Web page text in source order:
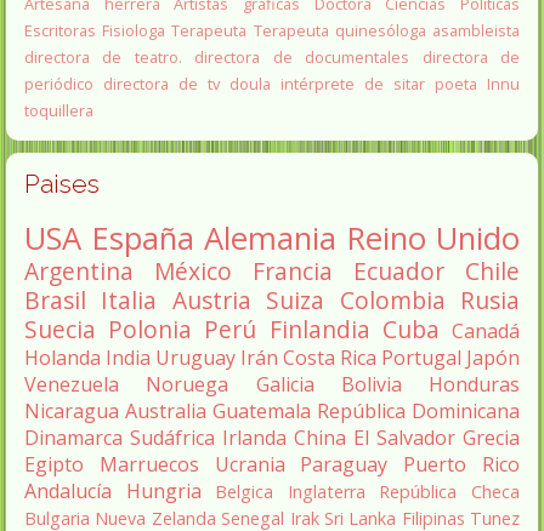
Escritoras Fisiologa Terapeuta Terapeuta quinesóloga asambleista
directora de teatro.
directora de documentales
directora de
periódico directora de tv doula intérprete de sitar poeta Innu
toquillera
Paises
USA España Alemania Reino Unido
Argentina México Francia Ecuador
Chile
Brasil Italia Austria Suiza Colombia Rusia
Suecia Polonia Perú Finlandia Cuba Canadá
Holanda India Uruguay Irán Costa Rica Portugal Japón
Venezuela
Noruega Galicia Bolivia
Honduras
Nicaragua Australia Guatemala República Dominicana
Dinamarca Sudáfrica Irlanda China El Salvador Grecia
Egipto
Marruecos Ucrania Paraguay
Puerto Rico
Andalucía
Hungria Belgica Inglaterra
República Checa
Bulgaria Nueva Zelanda Senegal Irak Sri Lanka Filipinas Tunez